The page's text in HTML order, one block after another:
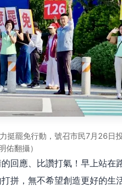
挺罷免行動，號召市民7月26日
佑翻攝）
回應、比讚打氣！早上站在
拼，無不希望創造更好的生